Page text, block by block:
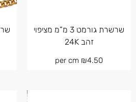
שרשרת גורמט 3 מ”מ מציפוי
זהב 24K
₪4.50